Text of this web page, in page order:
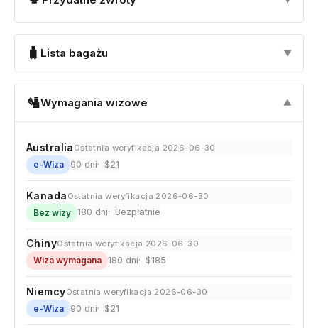
🧳 Lista bagażu ▼
🛂Wymagania wizowe ▼
Australia Ostatnia weryfikacja 2026-06-30
e-Wiza 90 dni $21
Kanada Ostatnia weryfikacja 2026-06-30
Bez wizy 180 dni Bezpłatnie
ChinyOstatnia weryfikacja 2026-06-30
Wiza wymagana 180 dni $185
NiemcyOstatnia weryfikacja 2026-06-30
e-Wiza 90 dni $21